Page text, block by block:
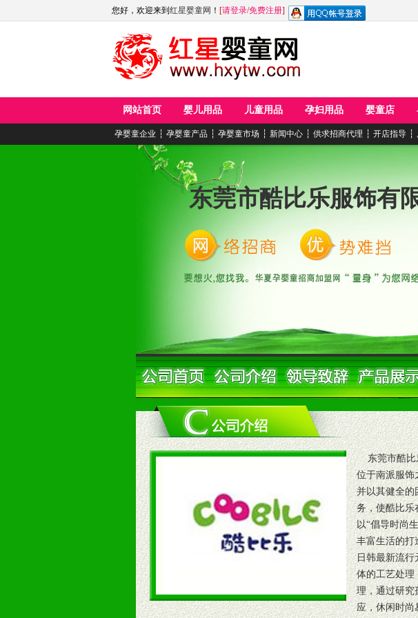
您好，欢迎来到 红星婴童网 ！ [请登录/免费注册]
网站首页 婴儿用品 儿童用品 孕妇用品 婴童店
孕婴童企业 ┆ 孕婴童产品 ┆ 孕婴童市场 ┆ 新闻中心 ┆ 供求招商代理 ┆ 开店指导 ┆
东莞市酷比乐服饰有
东莞市酷比
位于南派服饰
并以其健全的
务，使酷比乐
以“倡导时尚
丰富生活的打
日韩最新流行
体的工艺处理
理，通过研究
应，休闲时尚